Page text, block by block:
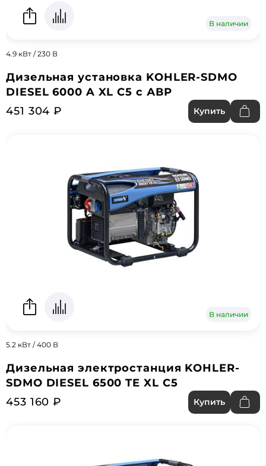
В наличии
4.9 кВт / 230 В
Дизельная установка KOHLER-SDMO
DIESEL 6000 A XL С5 с АВР
451 304 ₽
Купить
В наличии
5.2 кВт / 400 В
Дизельная электростанция KOHLER-
SDMO DIESEL 6500 TE XL C5
453 160 ₽
Купить